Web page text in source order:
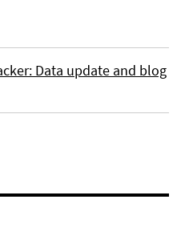
Data update and blog